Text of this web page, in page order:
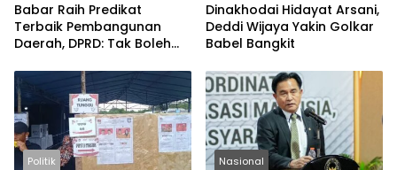
Babar Raih Predikat
Terbaik Pembangunan
Daerah, DPRD: Tak Boleh
Dinakhodai Hidayat Arsani,
Deddi Wijaya Yakin Golkar
Babel Bangkit
Politik Nasional